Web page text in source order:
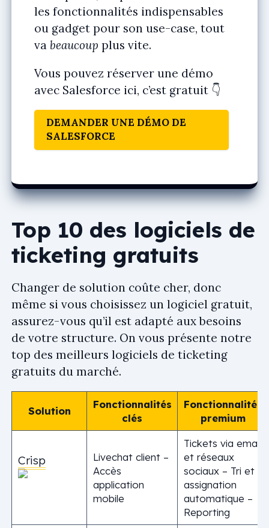
les fonctionnalités indispensables
ou gadget pour son use-case, tout
va beaucoup plus vite.
Vous pouvez réserver une démo
avec Salesforce ici, c’est gratuit 👇
DEMANDER UNE DÉMO DE
SALESFORCE
Top 10 des logiciels de
ticketing gratuits
Changer de solution coûte cher, donc
même si vous choisissez un logiciel gratuit,
assurez-vous qu’il est adapté aux besoins
de votre structure. On vous présente notre
top des meilleurs logiciels de ticketing
gratuits du marché.
Solution
Fonctionnalités
clés
Fonctionnalités
premium
Crisp
Livechat client –
Accès
application
mobile
Tickets via email
et réseaux
sociaux – Tri et
assignation
automatique –
Reporting